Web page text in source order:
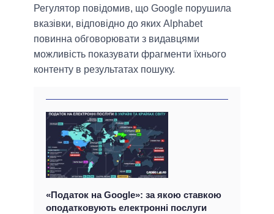
Регулятор повідомив, що Google порушила
вказівки, відповідно до яких Alphabet
повинна обговорювати з видавцями
можливість показувати фрагменти їхнього
контенту в результатах пошуку.
«Податок на Google»: за якою ставкою
оподатковують електронні послуги